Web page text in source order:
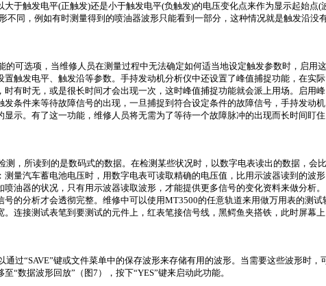
大于触发电平(正触发)还是小于触发电平(负触发)的电压变化点来作为显示起始点(
不同，例如有时测量得到的喷油器波形只能看到一部分，这种情况就是触发沿没
的可选项，当维修人员在测量过程中无法确定如何适当地设定触发参数时，启用这
触发电平、触发沿等参数。手持发动机分析仪中还设置了峰值捕捉功能，在实际
有时无，或是很长时间才会出现一次，这时峰值捕捉功能就会派上用场。启用峰
条件来等待故障信号的出现，一旦捕捉到符合设定条件的故障信号，手持发动机
示。有了这一功能，维修人员将无需为了等待一个故障脉冲的出现而长时间盯住
测，所读到的是数码式的数据。在检测某些状况时，以数字电表读出的数据，会比
量汽车蓄电池电压时，用数字电表可读取精确的电压值，比用示波器读到的波形
油器的状况，只有用示波器读取波形，才能提供更多信号的变化资料来做分析。
的分析才会透彻完整。维修中可以使用MT3500的任意轨道来用做万用表的测试
连接测试表笔到要测试的元件上，红表笔接信号线，黑鳄鱼夹搭铁，此时屏幕上
通过“SAVE”键或文件菜单中的保存波形来存储有用的波形。当需要这些波形时，
“数据波形回放”（图7 ），按下“YES”键来启动此功能。